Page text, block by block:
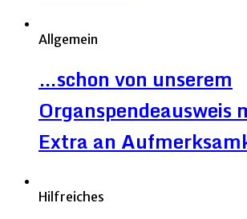
Allgemein
…schon von unserem
Organspendeausweis
Extra an
Hilfreiches